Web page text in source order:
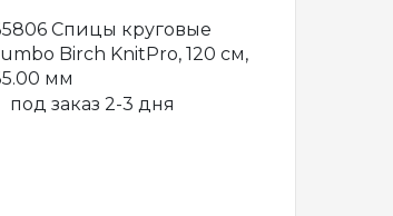
Спицы круговые
Birch KnitPro, 120 см,
мм
под заказ 2-3 дня